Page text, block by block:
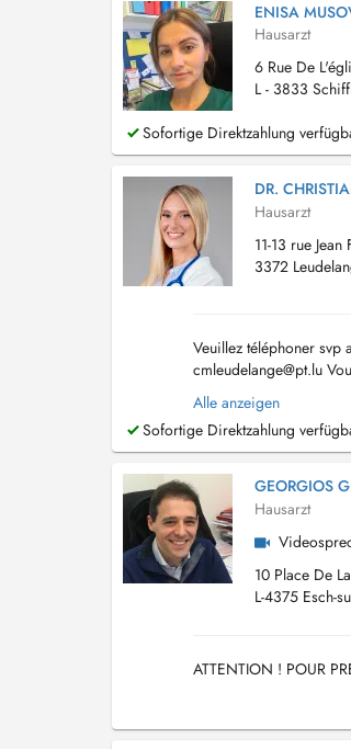
ENISA
Hausarzt
6 Rue De
L - 3833
Sofortige Direktzahlung
DR.
Hausarzt
11-13 rue
3372
Veuillez téléphoner
cmleudelange@pt.lu
Pharmacies de garde :
Alle anzeigen
Sofortige Direktzahlung
GEORGIOS
Hausarzt
10 Place De
L-4375 Esch-
ATTENTION ! POUR